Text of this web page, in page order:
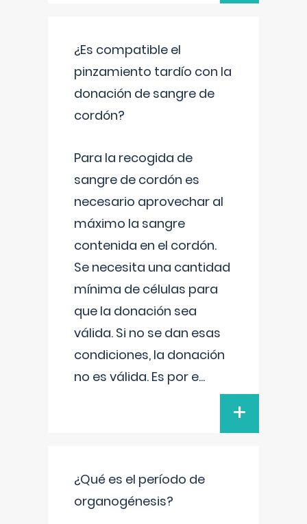
¿Es compatible el
pinzamiento tardío con la
donación de sangre de
cordón?
Para la recogida de
sangre de cordón es
necesario aprovechar al
máximo la sangre
contenida en el cordón.
Se necesita una cantidad
mínima de células para
que la donación sea
válida. Si no se dan esas
condiciones, la donación
no es válida. Es por e...
+
¿Qué es el período de
organogénesis?